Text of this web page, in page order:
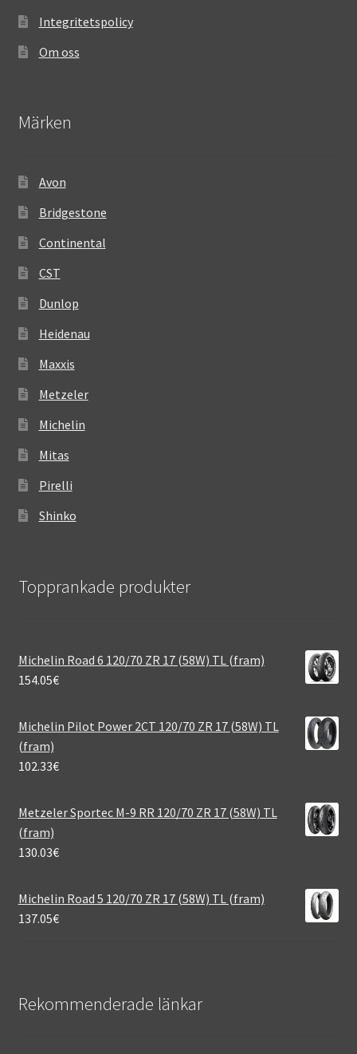
Integritetspolicy
Om oss
Märken
Avon
Bridgestone
Continental
CST
Dunlop
Heidenau
Maxxis
Metzeler
Michelin
Mitas
Pirelli
Shinko
Topprankade produkter
Michelin Road 6 120/70 ZR 17 (58W) TL (fram)
154.05€
Michelin Pilot Power 2CT 120/70 ZR 17 (58W) TL
(fram)
102.33€
Metzeler Sportec M-9 RR 120/70 ZR 17 (58W) TL
(fram)
130.03€
Michelin Road 5 120/70 ZR 17 (58W) TL (fram)
137.05€
Rekommenderade länkar